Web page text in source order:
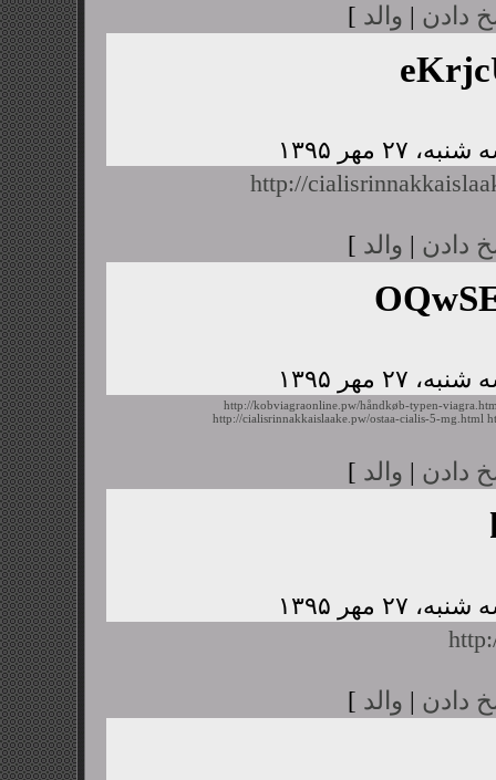
دادن | والد ]
http://
دادن | والد ]
http://kobviagraonline.pw/håndkøb-typen-
http://cialisrinnakkaislaake.pw/ostaa-cialis-5-mg.html
دادن | والد ]
دادن | والد ]